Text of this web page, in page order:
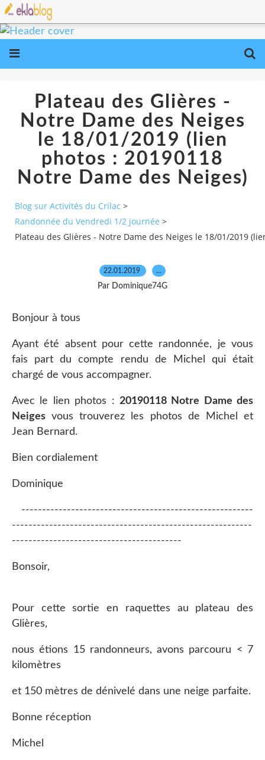
Plateau des Glières -
Notre Dame des Neiges
le 18/01/2019 (lien
photos : 20190118
Notre Dame des Neiges)
Blog sur Activités du Crilac >
Randonnée du Vendredi 1/2 journée >
Plateau des Glières - Notre Dame des Neiges le 18/01/2019
22.01.2019 …
Par Dominique74G
Bonjour à tous
Ayant été absent pour cette randonnée, je vous
fais part du compte rendu de Michel qui était
chargé de vous accompagner.
Avec le lien photos : 20190118 Notre Dame des
Neiges vous trouverez les photos de Michel et
Jean Bernard.
Bien cordialement
Dominique
--------------------------------------------------------
----------------------------------------------------------
-----------------------------------------
Bonsoir,
Pour cette sortie en raquettes au plateau des
Glières,
nous étions 15 randonneurs, avons parcouru < 7
kilomètres
et 150 mètres de dénivelé dans une neige parfaite.
Bonne réception
Michel